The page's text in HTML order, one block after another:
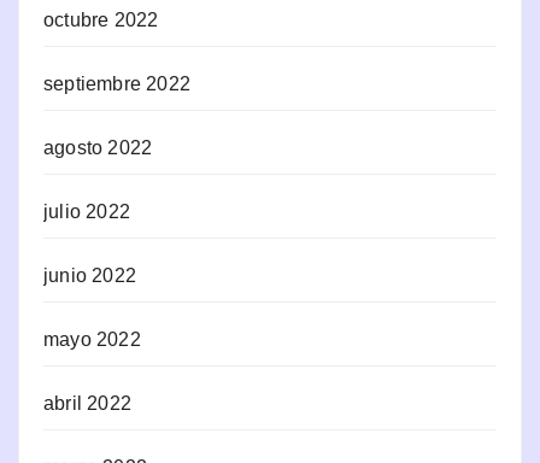
octubre 2022
septiembre 2022
agosto 2022
julio 2022
junio 2022
mayo 2022
abril 2022